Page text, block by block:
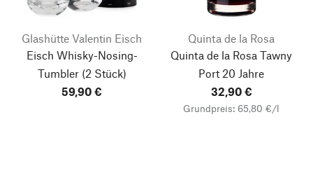
Glashütte Valentin Eisch
Eisch Whisky-Nosing-
Tumbler(2 Stück)
59,90 €
Quinta de la Rosa
Quinta de la Rosa Tawny
Port 20 Jahre
32,90 €
Grundpreis: 65,80 €/l